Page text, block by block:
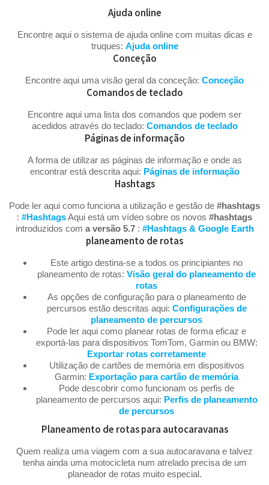
Ajuda online
Encontre aqui o sistema de ajuda online com muitas dicas e
truques: Ajuda online
Conceção
Encontre aqui uma visão geral da conceção: Conceção
Comandos de teclado
Encontre aqui uma lista dos comandos que podem ser
acedidos através do teclado: Comandos de teclado
Páginas de informação
A forma de utilizar as páginas de informação e onde as
encontrar está descrita aqui: Páginas de informação
Hashtags
Pode ler aqui como funciona a utilização e gestão de #hashtags
: #HashtagsAqui está um vídeo sobre os novos #hashtags
introduzidos com a versão 5.7: #Hashtags & Google Earth
planeamento de rotas
Este artigo destina-se a todos os principiantes no
planeamento de rotas: Visão geral do planeamento de
rotas
As opções de configuração para o planeamento de
percursos estão descritas aqui: Configurações de
planeamento de percursos
Pode ler aqui como planear rotas de forma eficaz e
exportá-las para dispositivos TomTom, Garmin ou BMW:
Exportar rotas corretamente
Utilização de cartões de memória em dispositivos
Garmin: Exportação para cartão de memória
Pode descobrir como funcionam os perfis de
planeamento de percursos aqui: Perfis de planeamento
de percursos
Planeamento de rotas para autocaravanas
Quem realiza uma viagem com a sua autocaravana e talvez
tenha ainda uma motocicleta num atrelado precisa de um
planeador de rotas muito especial.